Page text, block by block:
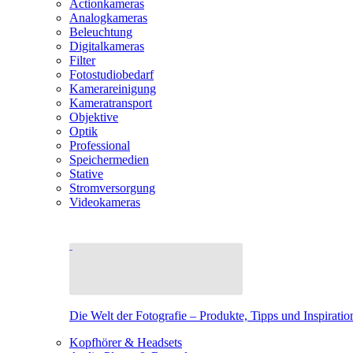
Actionkameras
Analogkameras
Beleuchtung
Digitalkameras
Filter
Fotostudiobedarf
Kamerareinigung
Kameratransport
Objektive
Optik
Professional
Speichermedien
Stative
Stromversorgung
Videokameras
Die Welt der Fotografie – Produkte, Tipps und
Kopfhörer & Headsets